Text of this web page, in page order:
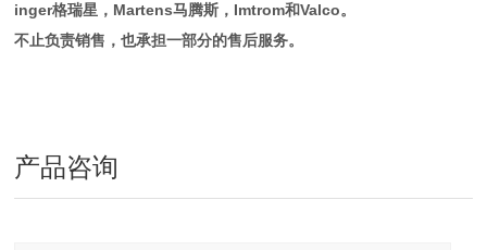
inger格瑞星，Martens马腾斯，Imtrom和Valco。
不止负责销售，也承担一部分的售后服务。
产品咨询